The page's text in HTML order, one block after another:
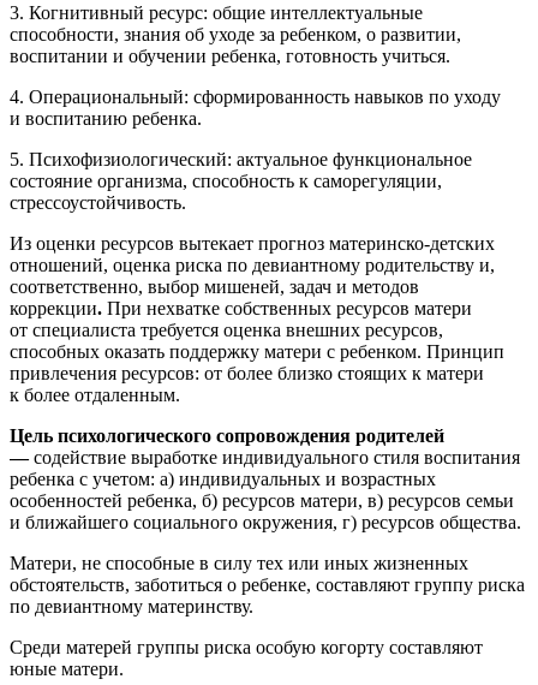
3. Когнитивный ресурс: общие интеллектуальные
способности, знания об уходе за ребенком, о развитии,
воспитании и обучении ребенка, готовность учиться.
4. Операциональный: сформированность навыков по уходу
и воспитанию ребенка.
5. Психофизиологический: актуальное функциональное
состояние организма, способность к саморегуляции,
стрессоустойчивость.
Из оценки ресурсов вытекает прогноз материнско-детских
отношений, оценка риска по девиантному родительству и,
соответственно, выбор мишеней, задач и методов
коррекции. При нехватке собственных ресурсов матери
от специалиста требуется оценка внешних ресурсов,
способных оказать поддержку матери с ребенком. Принцип
привлечения ресурсов: от более близко стоящих к матери
к более отдаленным.
Цель психологического сопровождения родителей
—содействие выработке индивидуального стиля воспитания
ребенка с учетом: а) индивидуальных и возрастных
особенностей ребенка, б) ресурсов матери, в) ресурсов семьи
и ближайшего социального окружения, г) ресурсов общества.
Матери, не способные в силу тех или иных жизненных
обстоятельств, заботиться о ребенке, составляют группу риска
по девиантному материнству.
Среди матерей группы риска особую когорту составляют
юные матери.